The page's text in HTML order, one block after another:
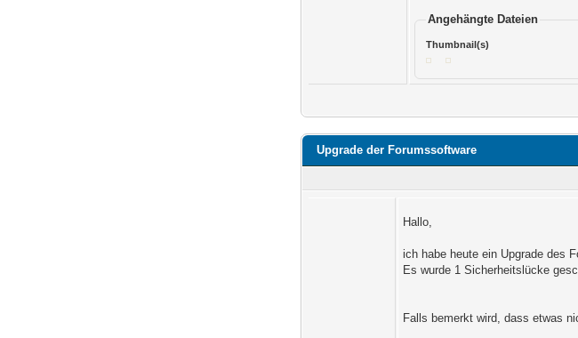
Angehängte Dateien
Thumbnail(s)
Upgrade der Forumssoftware
Hallo,
ich habe heute ein Upgrade des
Es wurde 1 Sicherheitslücke
Falls bemerkt wird, dass etwas